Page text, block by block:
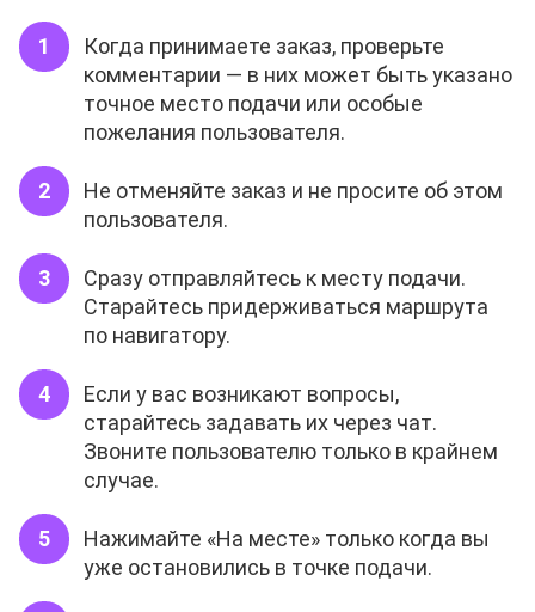
Когда принимаете заказ, проверьте
комментарии — в них может быть указано
точное место подачи или особые
пожелания пользователя.
Не отменяйте заказ и не просите об этом
пользователя.
Сразу отправляйтесь к месту подачи.
Старайтесь придерживаться маршрута
по навигатору.
Если у вас возникают вопросы,
старайтесь задавать их через чат.
Звоните пользователю только в крайнем
случае.
Нажимайте «На месте» только когда вы
уже остановились в точке подачи.